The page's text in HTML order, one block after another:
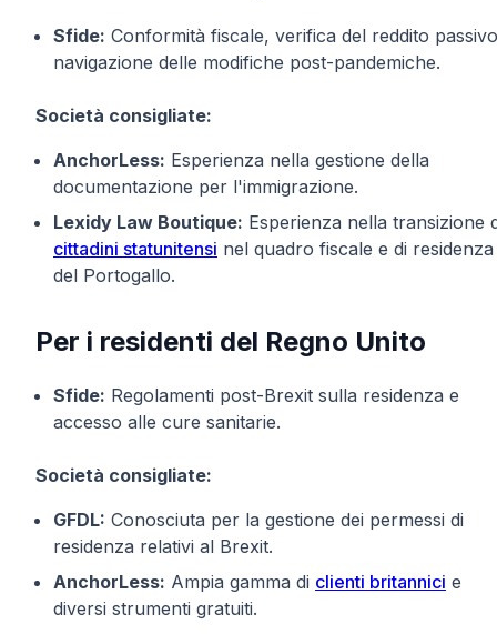
Sfide: Conformità fiscale, verifica del reddito
navigazione delle modifiche post-pandemiche.
Società consigliate:
AnchorLess: Esperienza nella gestione della
documentazione per l'immigrazione.
Lexidy Law Boutique: Esperienza nella transizione
cittadini statunitensi nel quadro fiscale e di residenza
del Portogallo.
Per i residenti del Regno Unito
Sfide: Regolamenti post-Brexit sulla residenza e
accesso alle cure sanitarie.
Società consigliate:
GFDL: Conosciuta per la gestione dei permessi di
residenza relativi al Brexit.
AnchorLess: Ampia gamma di clienti britannici e
diversi strumenti gratuiti.